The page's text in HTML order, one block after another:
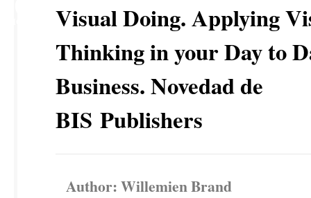
Visual Doing. Applying
Thinking in your Day to
Business. Novedad de
BIS Publishers
Author: Willemien Brand